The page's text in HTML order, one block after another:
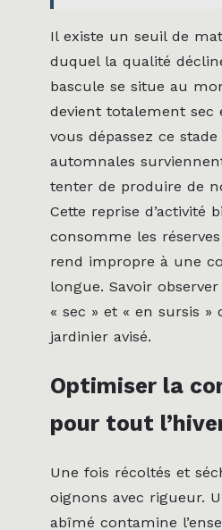
Il existe un seuil de
duquel la qualité
bascule se situe au
devient totalement sec
vous dépassez ce
automnales
tenter de produire de
Cette reprise d’activité
consomme les
rend impropre à une
longue. Savoir
« sec » et « en sursis »
jardinier avisé.
Optimiser la
pour tout
Une fois récoltés et
oignons avec rigueur.
abîmé contamine